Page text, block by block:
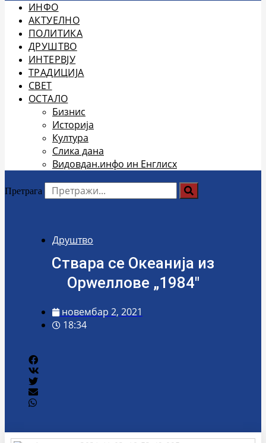
ИНФО
АКТУЕЛНО
ПОЛИТИКА
ДРУШТВО
ИНТЕРВЈУ
ТРАДИЦИЈА
СВЕТ
ОСТАЛО
Бизнис
Историја
Култура
Слика дана
Видовдан.инфо ин Енглисх
Претрага
Друштво
Ствара се Океанија из
Орwеллове „1984″
новембар 2, 2021
18:34